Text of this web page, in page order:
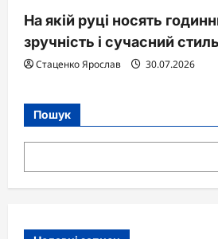
На якій руці носять
зручність і сучасний стиль
Стаценко Ярослав 30.07.2026
Пошук